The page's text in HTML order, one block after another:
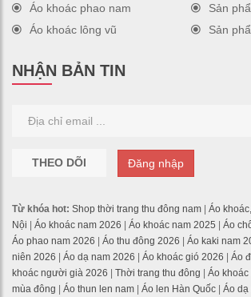
Áo khoác phao nam
Áo khoác lông vũ
Sản
Sản
NHẬN BẢN TIN
THEO DÕI Đăng nhập
Từ khóa hot: Shop thời trang thu đông nam
Áo
Nội
Áo khoác nam 2026 Áo khoác nam 2025 Áo
Áo phao nam 2026
Áo thu đông 2026 Áo kaki nam
niên 2026
Áo dạ nam 2026 Áo khoác gió 2026 Áo
khoác người già 2026
Thời trang thu đông Áo khoác
mùa đông
Áo thun len nam Áo len Hàn Quốc Áo dạ